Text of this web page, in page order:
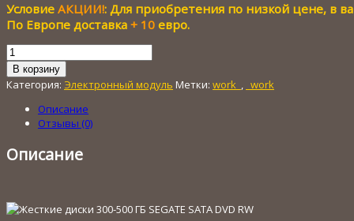
составляла
1
50.00 грн..
Условие АКЦИИ!: Для приобретения по низкой цене, в
По Европе доставка + 10 евро.
Количество
товара
Жесткие
SEGATE
SATA
В корзину
Категория: Электронный модуль Метки: work_ , _work
Описание
Отзывы (0)
Описание